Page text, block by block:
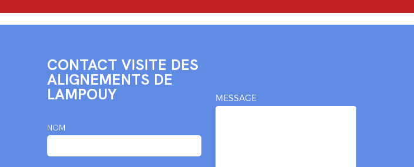
CONTACT VISITE DES
ALIGNEMENTS DE
LAMPOUY
NOM
MESSAGE